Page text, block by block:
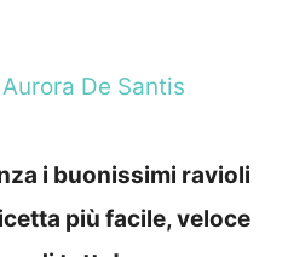
Aurora De Santis
i buonissimi ravioli
più facile, veloce